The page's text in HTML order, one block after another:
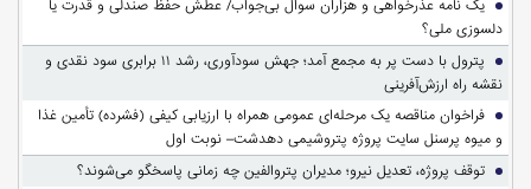
یک نامه عذرخواهی و هزاران سوال بی‌جواب/ عطش حفظ صندلی و قدرت یا
دلسوزی ملی؟
پترول با دست پر به مجمع آمد؛ جهش سودآوری، رشد ۱۱ برابری سود نقدی و
نقشه راه ارزش‌آفرینی
فراخوان مناقصه یک مرحله‌ای عمومی همراه با ارزیابی کیفی (فشرده) تأمین غذا
و میوه پرسنل سایت پروژه پتروشیمی دهدشت– نوبت اول
توقف پروژه، تعدیل نیرو؛ مدیران پتروالفین چه زمانی پاسخگو می‌شوند؟